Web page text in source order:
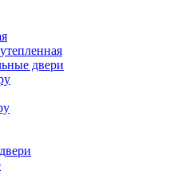
двери